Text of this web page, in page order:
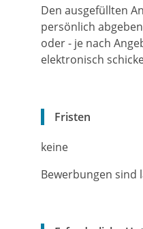
Den ausgefüllten
persönlich
oder - je nach
elektronisch
Fristen
keine
Bewerbungen sind